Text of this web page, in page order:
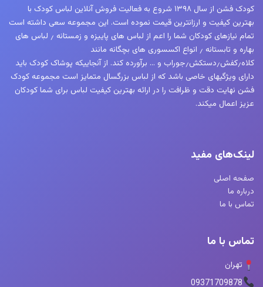
محصول
انتخاب
شوند
محصول
انتخاب
شوند
کودک فشن از سال ۱۳۹۸ شروع به فعالیت فروش آنلاین لباس کودک با
بهترین کیفیت و ارزانترین قیمت نموده است. این مجموعه سعی داشته است
تمام نیازهای کودکان شما را اعم از لباس های پاییزه و زمستانه ٫ لباس های
بهاره و تابستانه ٫ انواع اکسسوری های بچگانه مانند
کلاه٫کفش٫دستکش٫جوراب و … برآورده کند. از آنجاییکه پوشاک کودک باید
دارای ویژگیهای خاصی باشد که از لباس بزرگسال متمایز است مجموعه کودک
فشن نهایت دقت و ظرافت را در ارائه بهترین کیفیت لباس برای شما کودکان
عزیز اعمال میکند.
لینک‌های مفید
صفحه اصلی
درباره ما
تماس با ما
تماس با ما
تهران
09371709878